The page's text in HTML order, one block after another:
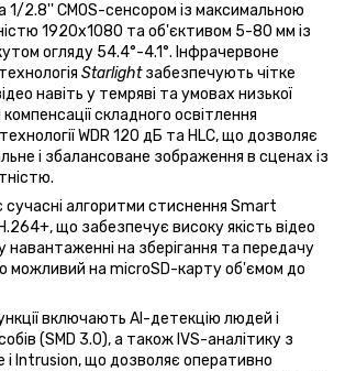
1/2.8'' CMOS-сенсором із максимальною
1920x1080 та об'єктивом 5-80 мм із
огляду 54.4°-4.1°. Інфрачервоне
Starlightзабезпечують чітке
навіть у темряві та умовах низької
складного освітлення
WDR 120 дБ та HLC, що дозволяє
і збалансоване зображення в сценах із
сучасні алгоритми стиснення Smart
що забезпечує високу якість відео
навантаженні на зберігання та передачу
можливий на microSD-карту об'ємом до
включають AI-детекцію людей і
(SMD 3.0), а також IVS-аналітику з
і Intrusion, що дозволяє оперативно